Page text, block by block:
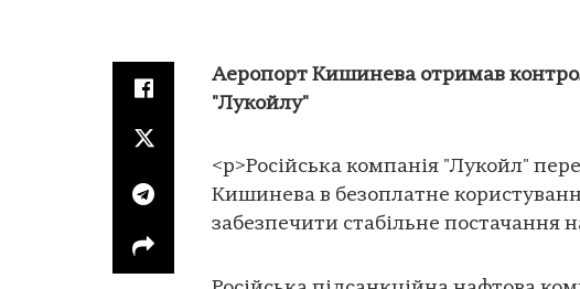
Аеропорт Кишинева отримав
"Лукойлу"
<p>Російська компанія "Лукойл"
Кишинева в безоплатне
забезпечити стабільне постачання